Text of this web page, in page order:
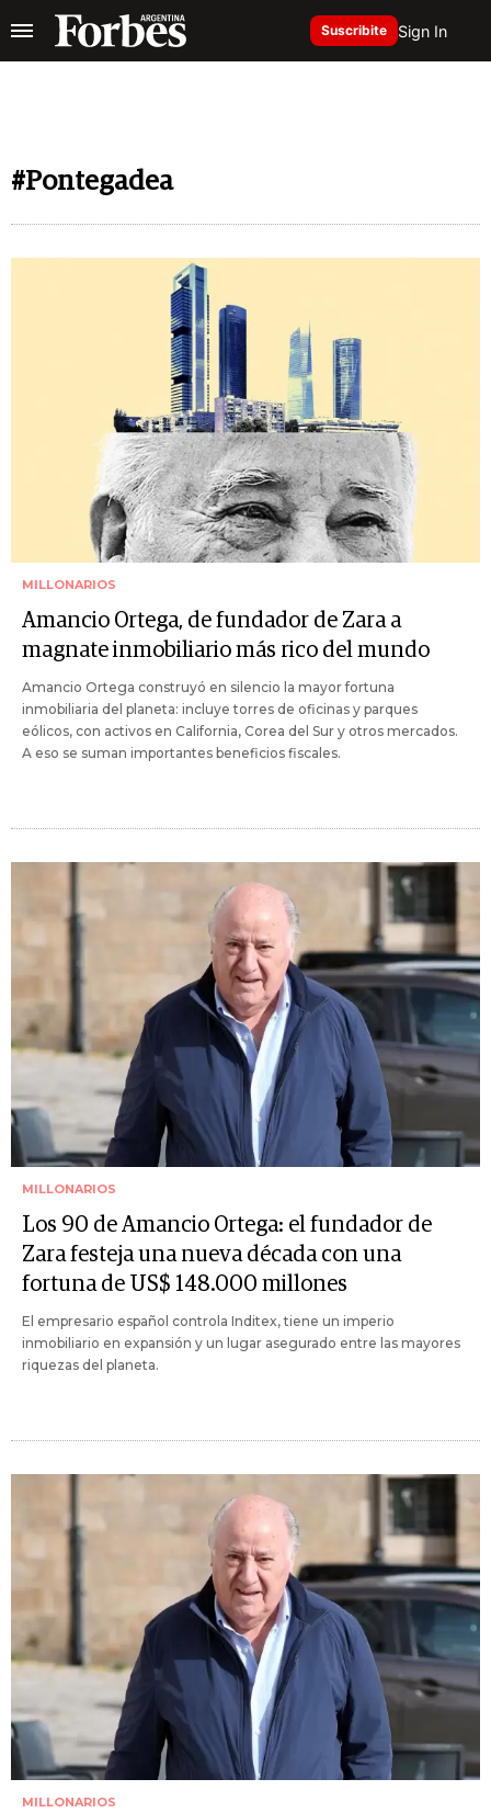
Suscribite Sign In
#Pontegadea
MILLONARIOS
Amancio Ortega, de fundador de Zara a
magnate inmobiliario más rico del mundo
Amancio Ortega construyó en silencio la mayor fortuna
inmobiliaria del planeta: incluye torres de oficinas y parques
eólicos, con activos en California, Corea del Sur y otros mercados.
A eso se suman importantes beneficios fiscales.
MILLONARIOS
Los 90 de Amancio Ortega: el fundador de
Zara festeja una nueva década con una
fortuna de US$ 148.000 millones
El empresario español controla Inditex, tiene un imperio
inmobiliario en expansión y un lugar asegurado entre las mayores
riquezas del planeta.
MILLONARIOS